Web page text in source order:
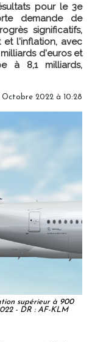
pour le 3e
demande de
significatifs,
et l'inflation, avec
d'euros et
à 8,1 milliards,
Octobre 2022 à 10:28
supérieur à 900
- DR : AF-KLM